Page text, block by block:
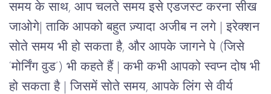
समय के साथ, आप चलते समय इसे एडजस्ट करना सीख
जाओगे| ताकि आपको बहुत ज़्यादा अजीब न लगे |
इरेक्शन
सोते समय भी हो सकता है, और आपके जागने पे (जिसे
‘मोर्निंग वुड’) भी कहते हैं | कभी कभी आपको स्वप्न दोष भी
हो सकता है | जिसमें सोते समय, आपके लिंग से वीर्य